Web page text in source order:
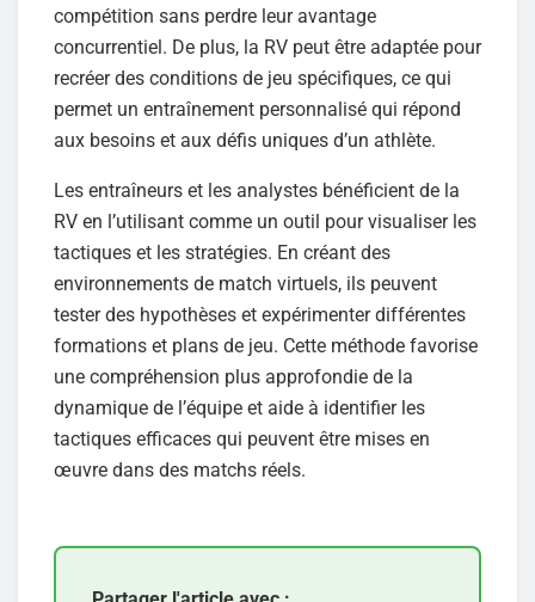
compétition sans perdre leur avantage
concurrentiel. De plus, la RV peut être adaptée pour
recréer des conditions de jeu spécifiques, ce qui
permet un entraînement personnalisé qui répond
aux besoins et aux défis uniques d’un athlète.
Les entraîneurs et les analystes bénéficient de la
RV en l’utilisant comme un outil pour visualiser les
tactiques et les stratégies. En créant des
environnements de match virtuels, ils peuvent
tester des hypothèses et expérimenter différentes
formations et plans de jeu. Cette méthode favorise
une compréhension plus approfondie de la
dynamique de l’équipe et aide à identifier les
tactiques efficaces qui peuvent être mises en
œuvre dans des matchs réels.